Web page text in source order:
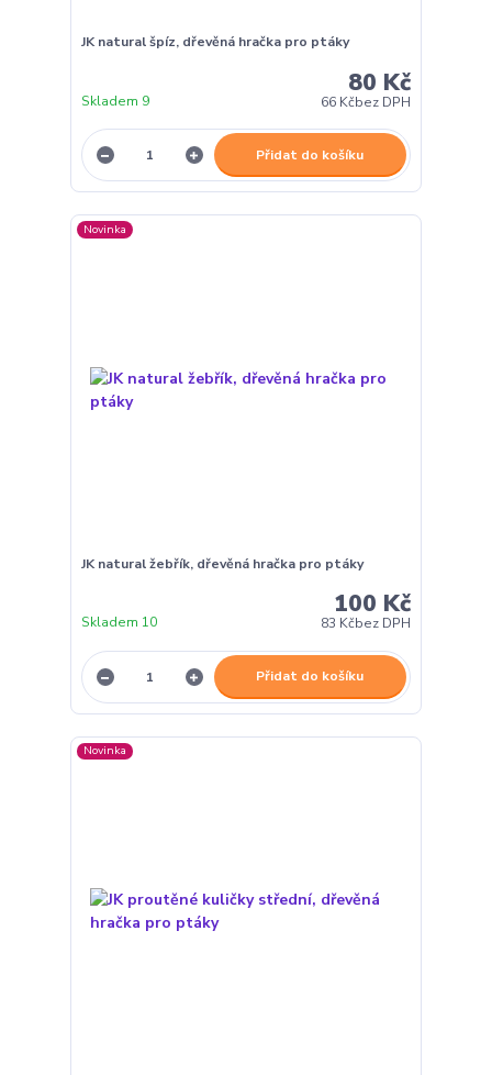
JK natural špíz, dřevěná hračka pro ptáky
80 Kč
66 Kčbez DPH
Skladem 9
Přidat do košíku
Novinka
JK natural žebřík, dřevěná hračka pro ptáky
100 Kč
83 Kčbez DPH
Skladem 10
Přidat do košíku
Novinka